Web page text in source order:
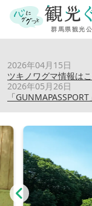
2026年04月15日
ツキノワグマ情報は
2026年05月26日
「
小平の里